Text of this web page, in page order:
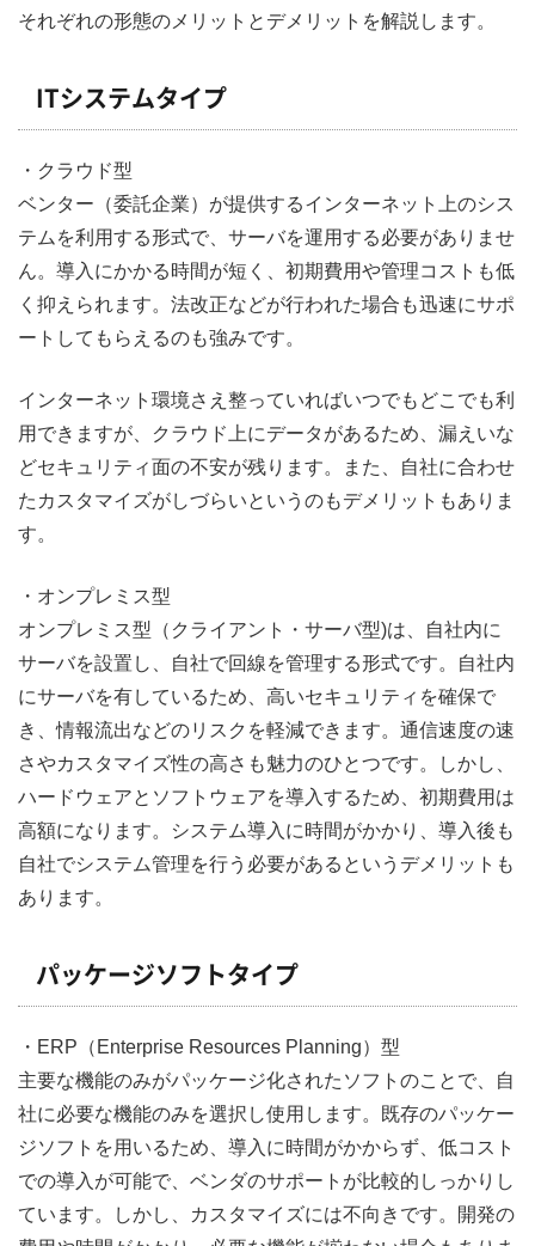
それぞれの形態のメリットとデメリットを解説します。
ITシステムタイプ
・クラウド型
ベンター（委託企業）が提供するインターネット上のシス
テムを利用する形式で、サーバを運用する必要がありませ
ん。導入にかかる時間が短く、初期費用や管理コストも低
く抑えられます。法改正などが行われた場合も迅速にサポ
ートしてもらえるのも強みです。
インターネット環境さえ整っていればいつでもどこでも利
用できますが、クラウド上にデータがあるため、漏えいな
どセキュリティ面の不安が残ります。また、自社に合わせ
たカスタマイズがしづらいというのもデメリットもありま
す。
・オンプレミス型
オンプレミス型（クライアント・サーバ型)は、自社内に
サーバを設置し、自社で回線を管理する形式です。自社内
にサーバを有しているため、高いセキュリティを確保で
き、情報流出などのリスクを軽減できます。通信速度の速
さやカスタマイズ性の高さも魅力のひとつです。しかし、
ハードウェアとソフトウェアを導入するため、初期費用は
高額になります。システム導入に時間がかかり、導入後も
自社でシステム管理を行う必要があるというデメリットも
あります。
パッケージソフトタイプ
・ERP（Enterprise Resources Planning）型
主要な機能のみがパッケージ化されたソフトのことで、自
社に必要な機能のみを選択し使用します。既存のパッケー
ジソフトを用いるため、導入に時間がかからず、低コスト
での導入が可能で、ベンダのサポートが比較的しっかりし
ています。しかし、カスタマイズには不向きです。開発の